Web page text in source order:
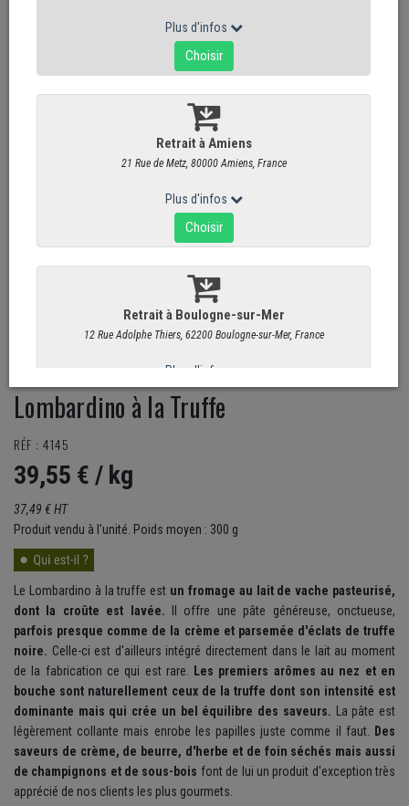
Lombardino à la Truffe
RÉF : 4145
39,55 € / kg
37,49 € HT
Produit vendu à l'unité. Poids moyen : 300 g
Le Lombardino à la truffe est un fromage au lait de vache pasteurisé,
dont la croûte est lavée. Il offre une pâte généreuse, onctueuse,
parfois presque comme de la crème et parsemée d'éclats de truffe
noire. Celle-ci est d'ailleurs intégré directement dans le lait au moment
de la fabrication ce qui est rare. Les premiers arômes au nez et en
bouche sont naturellement ceux de la truffe dont son intensité est
dominante mais qui crée un bel équilibre des saveurs. La pâte est
légèrement collante mais enrobe les papilles juste comme il faut. Des
saveurs de crème, de beurre, d'herbe et de foin séchés mais aussi
de champignons et de sous-bois font de lui un produit d'exception très
apprécié de nos clients les plus gourmets.